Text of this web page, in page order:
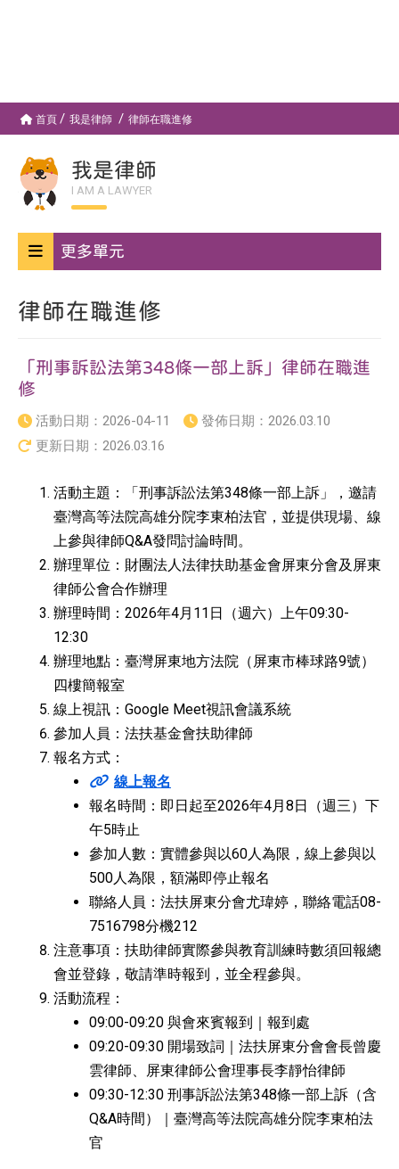
首頁 我是律師 律師在職進修
我是律師
I AM A LAWYER
更多單元
律師在職進修
「刑事訴訟法第348條一部上訴」律師在職進
修
活動日期： 2026-04-11 發佈日期： 2026.03.10
更新日期： 2026.03.16
活動主題：「刑事訴訟法第348條一部上訴」，邀請
臺灣高等法院高雄分院李東柏法官，並提供現場、線
上參與律師Q&A發問討論時間。
辦理單位：財團法人法律扶助基金會屏東分會及屏東
律師公會合作辦理
辦理時間：2026年4月11日（週六）上午09:30-
12:30
辦理地點：臺灣屏東地方法院（屏東市棒球路9號）
四樓簡報室
線上視訊：Google Meet視訊會議系統
參加人員：法扶基金會扶助律師
報名方式：
線上報名
報名時間：即日起至2026年4月8日（週三）下
午5時止
參加人數：實體參與以60人為限，線上參與以
500人為限，額滿即停止報名
聯絡人員：法扶屏東分會尤瑋婷，聯絡電話08-
7516798分機212
注意事項：扶助律師實際參與教育訓練時數須回報總
會並登錄，敬請準時報到，並全程參與。
活動流程：
09:00-09:20 與會來賓報到｜報到處
09:20-09:30 開場致詞｜法扶屏東分會會長曾慶
雲律師、屏東律師公會理事長李靜怡律師
09:30-12:30 刑事訴訟法第348條一部上訴（含
Q&A時間）｜臺灣高等法院高雄分院李東柏法
官